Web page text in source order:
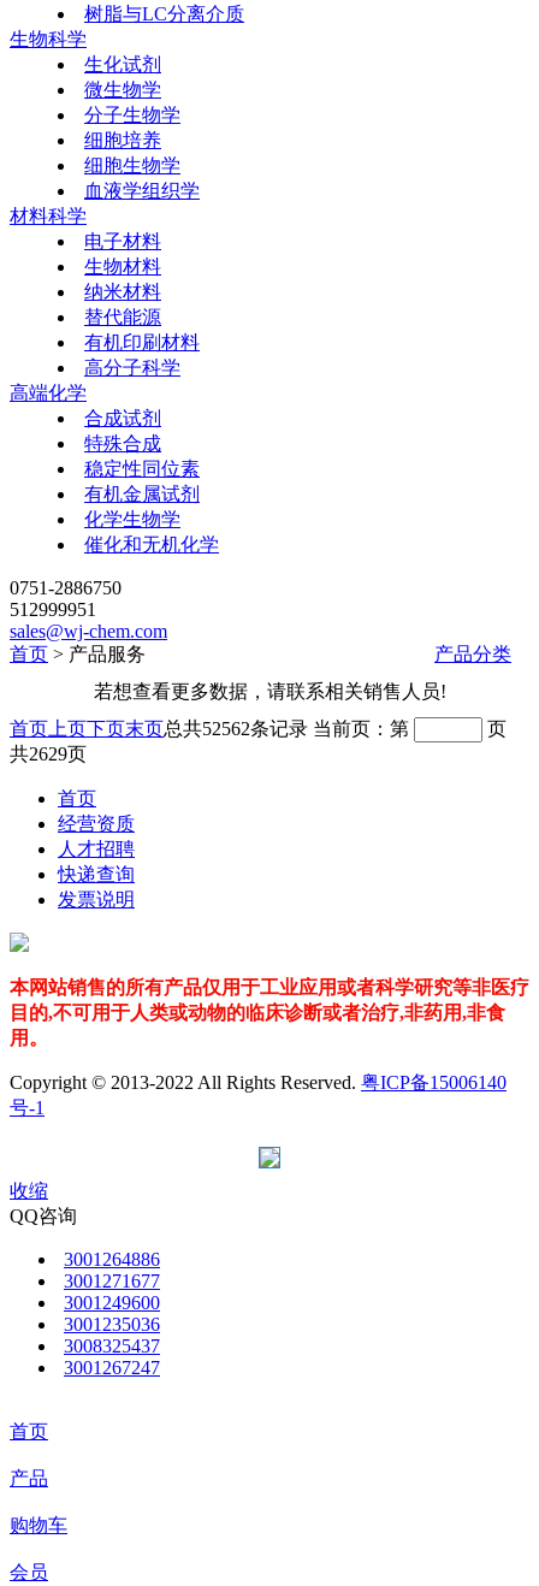
树脂与LC分离介质
生物科学
生化试剂
微生物学
分子生物学
细胞培养
细胞生物学
血液学组织学
材料科学
电子材料
生物材料
纳米材料
替代能源
有机印刷材料
高分子科学
高端化学
合成试剂
特殊合成
稳定性同位素
有机金属试剂
化学生物学
催化和无机化学
0751-2886750
512999951
sales@wj-chem.com
产品分类
首页 > 产品服务
若想查看更多数据，请联系相关销售人员!
首页 上页下页末页总共52562条记录 当前页：第
页
共2629页
首页
经营资质
人才招聘
快递查询
发票说明
本网站销售的所有产品仅用于工业应用或者科学研究等非医疗
目的,不可用于人类或动物的临床诊断或者治疗,非药用,非食
用。
Copyright © 2013-2022 All Rights Reserved. 粤ICP备15006140
号-1
收缩
QQ咨询
3001264886
3001271677
3001249600
3001235036
3008325437
3001267247
首页
产品
购物车
会员